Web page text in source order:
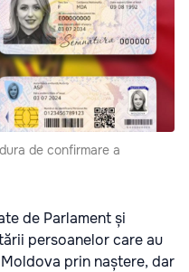
de confirmare a
de Parlament și
persoanelor care au
prin naștere, dar